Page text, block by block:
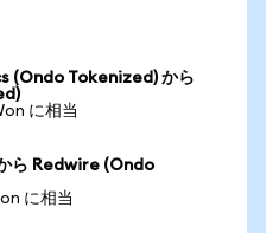
Tokenized) から
に相当
ら Redwire (Ondo
に相当